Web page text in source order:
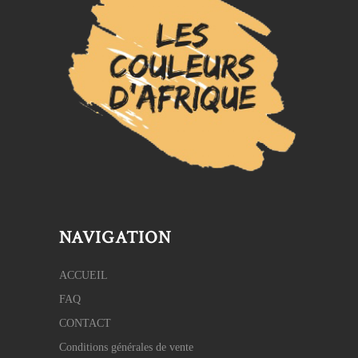
NAVIGATION
ACCUEIL
FAQ
CONTACT
Conditions générales de vente